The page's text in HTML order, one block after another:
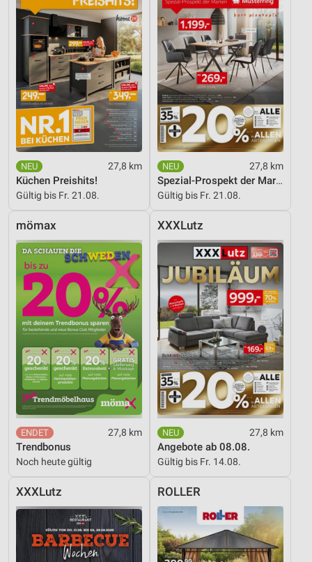
27,8 km
Küchen Preishits!
Gültig bis Fr. 21.08.
27,8 km
Spezial-Prospekt der Marken
Gültig bis Fr. 21.08.
mömax
27,8 km
Trendbonus
Noch heute gültig
XXXLutz
27,8 km
Angebote ab 08.08.
Gültig bis Fr. 14.08.
XXXLutz ROLLER